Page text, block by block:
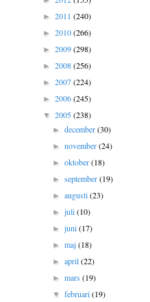
► 2011 (240)
► 2010(266)
► 2009(298)
► 2008(256)
► 2007(224)
► 2006(245)
▼ 2005(238)
►december(30)
►november(24)
►oktober(18)
►september(19)
►augusti(23)
►juli(10)
►juni(17)
►maj(18)
►april(22)
►mars(19)
▼februari(19)